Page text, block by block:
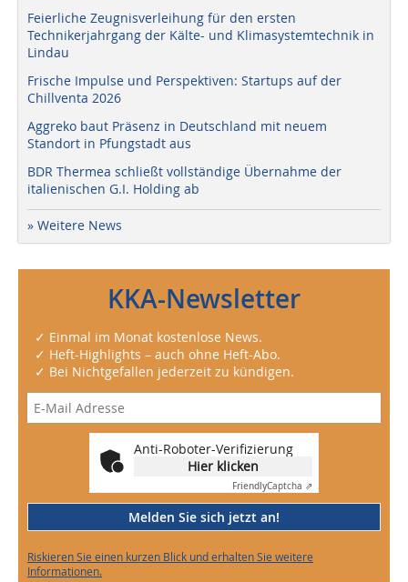
Feierliche Zeugnisverleihung für den ersten
Technikerjahrgang der Kälte- und Klimasystemtechnik in
Lindau
Frische Impulse und Perspektiven: Startups auf der
Chillventa 2026
Aggreko baut Präsenz in Deutschland mit neuem
Standort in Pfungstadt aus
BDR Thermea schließt vollständige Übernahme der
italienischen G.I. Holding ab
» Weitere News
KKA-Newsletter
✓ Einmal im Monat kostenlose News.
✓ Heft-Highlights – auch ohne Heft-Abo.
✓ Bei Nichtgefallen jederzeit zu kündigen.
Anti-Roboter-Verifizierung
Hier klicken
FriendlyCaptcha ⇗
Melden Sie sich jetzt an!
Riskieren Sie einen kurzen Blick und erhalten Sie weitere
Informationen.